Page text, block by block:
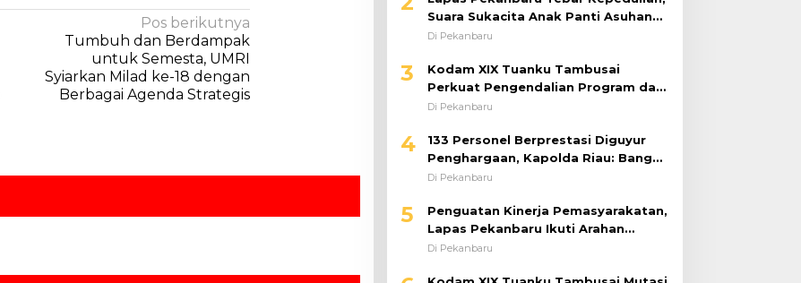
Pos berikutnya
Tumbuh dan Berdampak
untuk Semesta, UMRI
Syiarkan Milad ke-18 dengan
Berbagai Agenda Strategis
Suara Sukacita Anak Panti Asuhan
Kemuliaan Iringi Bantuan Sosial
Di Pekanbaru
3
Kodam XIX Tuanku Tambusai
Perkuat Pengendalian Program dan
Implementasi Doktrin TNI AD
Di Pekanbaru
4
133 Personel Berprestasi Diguyur
Penghargaan, Kapolda Riau: Bangun
Kepercayaan Publik dengan Karya
Di Pekanbaru
5
Penguatan Kinerja Pemasyarakatan,
Lapas Pekanbaru Ikuti Arahan
Dirjenpas Secara Virtual
Di Pekanbaru